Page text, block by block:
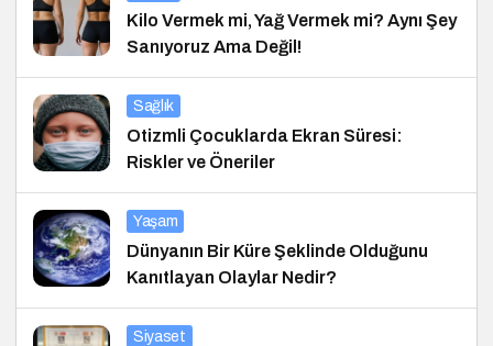
Kilo Vermek mi, Yağ Vermek mi? Aynı Şey
Sanıyoruz Ama Değil!
Sağlık
Otizmli Çocuklarda Ekran Süresi:
Riskler ve Öneriler
Yaşam
Dünyanın Bir Küre Şeklinde Olduğunu
Kanıtlayan Olaylar Nedir?
Siyaset